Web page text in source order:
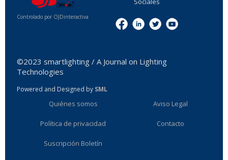
Controlado por OJDinteractiva
©2023 smartlighting / A Journal on Lighting
Technologies
Powered and Designed by SML
Quiénes somos Aviso Legal
Política de privacidad Contacto
Suscripción Boletín